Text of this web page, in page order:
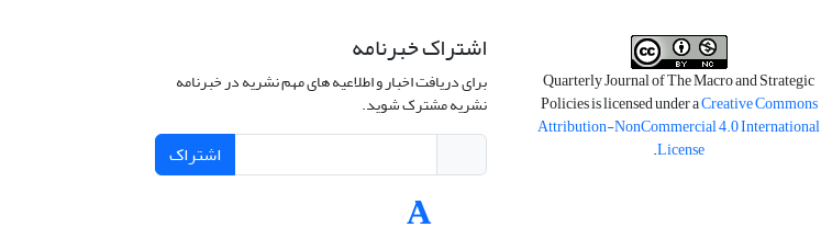
Quarterly Journal of The Macro and Strategic
Policies is licensed under aCreative Commons
Attribution-NonCommercial 4.0 International
License
.
اشتراک خبرنامه
برای دریافت اخبار و اطلاعیه های مهم نشریه در خبرنامه
نشریه مشترک شوید.
اشتراک